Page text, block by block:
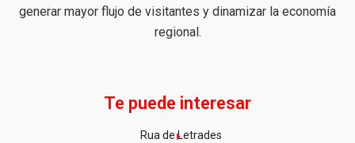
generar mayor flujo de visitantes y dinamizar la economía
regional.
Te puede interesar
Rua de Letrades